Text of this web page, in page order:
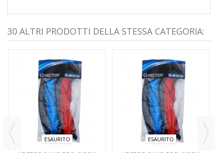
30 ALTRI PRODOTTI DELLA STESSA CATEGORIA:
ESAURITO ESAURITO